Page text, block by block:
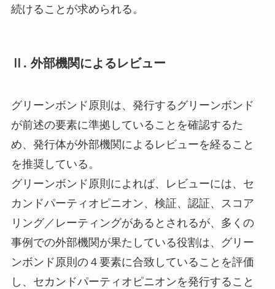
続けることが求められる。
Ⅱ. 外部機関によるレビュー
グリーンボンド原則は、発行するグリーンボンド
が前述の要素に準拠していることを確認するた
め、発行体が外部機関によるレビューを経ること
を推奨している。
グリーンボンド原則によれば、レビューには、セ
カンドパーティオピニオン、検証、認証、スコア
リング／レーティングがあるとされるが、多くの
事例での外部機関が果たしている役割は、グリー
ンボンド原則の４要素に合致していることを評価
し、セカンドパーティオピニオンを発行すること